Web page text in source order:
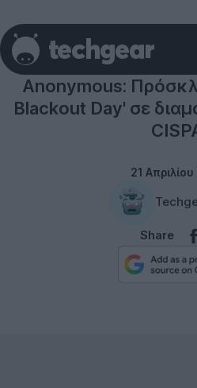
Anonymous:
Blackout Day' σε
21
Share